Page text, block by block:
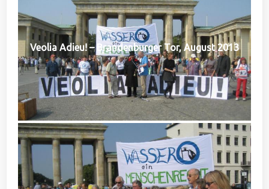
Veolia Adieu! – Brandenburger Tor, August 2013